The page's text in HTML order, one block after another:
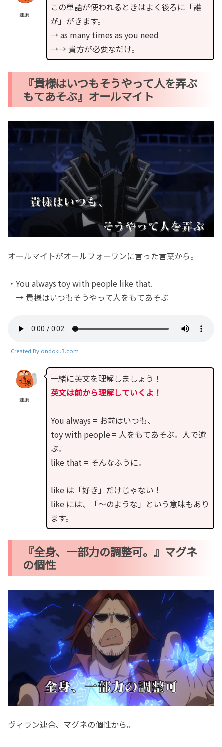
達磨
この単語が使われるときはよく後ろに「誰
が」がきます。
→ as many times as you need
→→ 貴方が必要なだけ。
『貴様はいつもそうやって人を弄ぶ
もてあそぶ』オールマイト
オールマイトがオールフォーワンに言った言葉から。
・You always toy with people like that.
→ 貴様はいつもそうやって人をもてあそぶ
Created By ondoku3.com
達磨
一緒に英文を理解しましょう！
英文は前から理解していくよ！
You always = お前はいつも、
toy with people = 人をもてあそぶ。人で遊
ぶ。
like that = そんなふうに。
like は「好き」だけじゃない！
like には、「〜のような」という意味もあり
ます。
『全身、一部力の調整可。』マグネ
の個性
ヴィラン連合、マグネの個性から。